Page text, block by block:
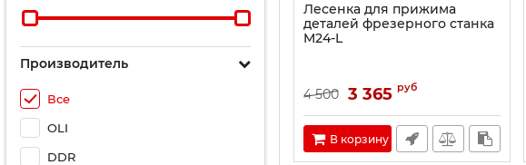
Производитель
Все
OLI
DDR
Лесенка для прижима
деталей фрезерного станка
M24-L
4 500 3 365 руб
В корзину